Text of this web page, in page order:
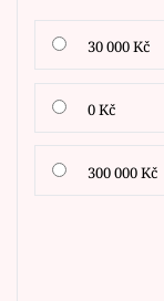
30 000 Kč
0 Kč
300 000 Kč